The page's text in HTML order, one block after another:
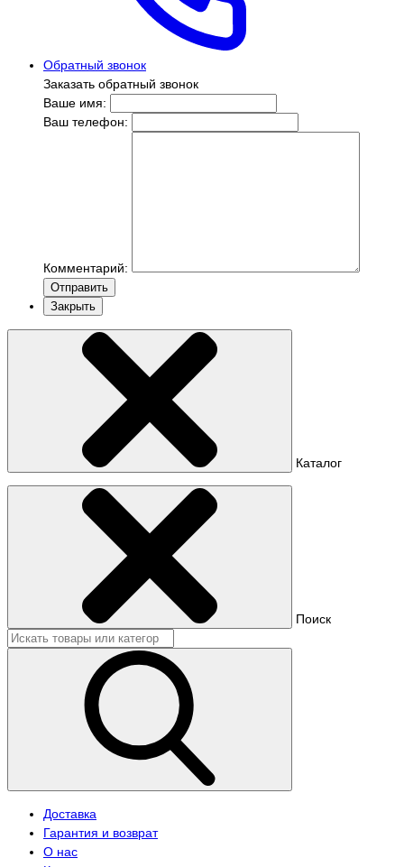
Обратный звонок
Заказать обратный звонок
Ваше имя:
Ваш телефон:
Комментарий:
Отправить
Закрыть
Каталог
Поиск
Доставка
Гарантия и возврат
О нас